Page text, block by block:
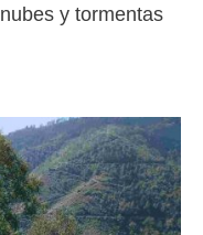
y tormentas